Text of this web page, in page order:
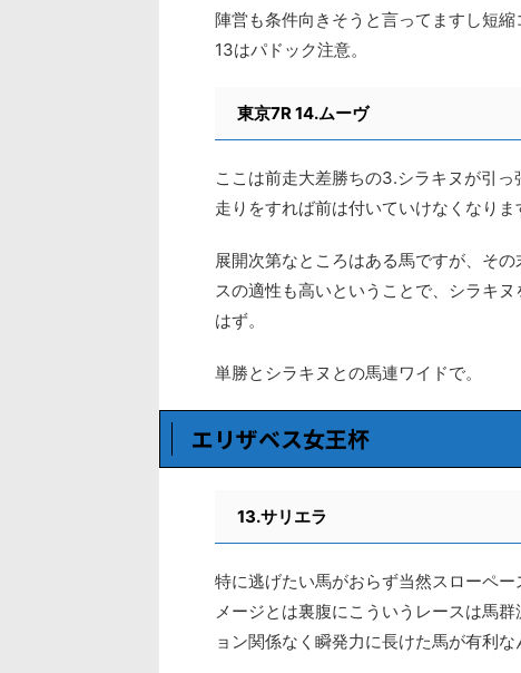
陣営も条件向きそうと言ってますし短
13はパドック注意。
東京7R 14.ムーヴ
ここは前走大差勝ちの3.シラキヌが引
走りをすれば前は付いていけなくなり
展開次第なところはある馬ですが、そ
スの適性も高いということで、シラキ
はず。
単勝とシラキヌとの馬連ワイドで。
エリザベス女王杯
13.サリエラ
特に逃げたい馬がおらず当然スローペ
メージとは裏腹にこういうレースは馬
ョン関係なく瞬発力に長けた馬が有利な